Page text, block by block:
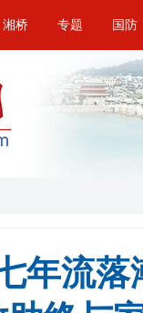
湘桥 专题 国防
年流